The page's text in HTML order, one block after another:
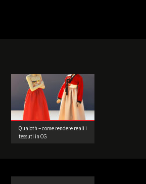
Qualoth – come rendere reali i
tessuti in CG